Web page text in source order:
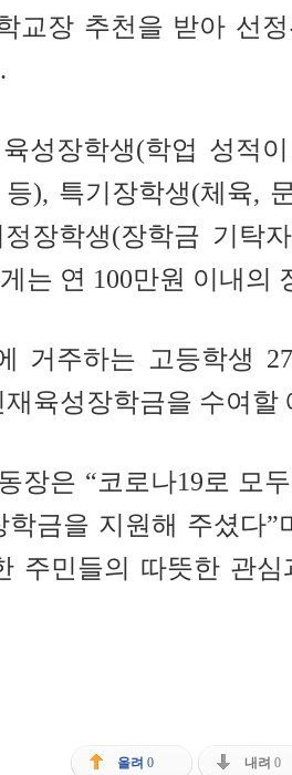
교장 추천을 받아 선
성장학생(학업 성적
), 특기장학생(체육,
장학생(장학금 기탁
는 연 100만원 이내의
거주하는 고등학생
재육성장학금을 수여할
장은 “코로나19로 모
학금을 지원해 주셨다”
주민들의 따뜻한 관
올려 0 내려 0